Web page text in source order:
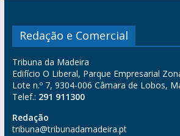
Redação e Comercial
Tribuna da Madeira
Edifício O Liberal, Parque Empresarial
Lote n.º 7, 9304-006 Câmara de Lobos,
Telef.: 291 911300
Redação
tribuna@tribunadamadeira.pt